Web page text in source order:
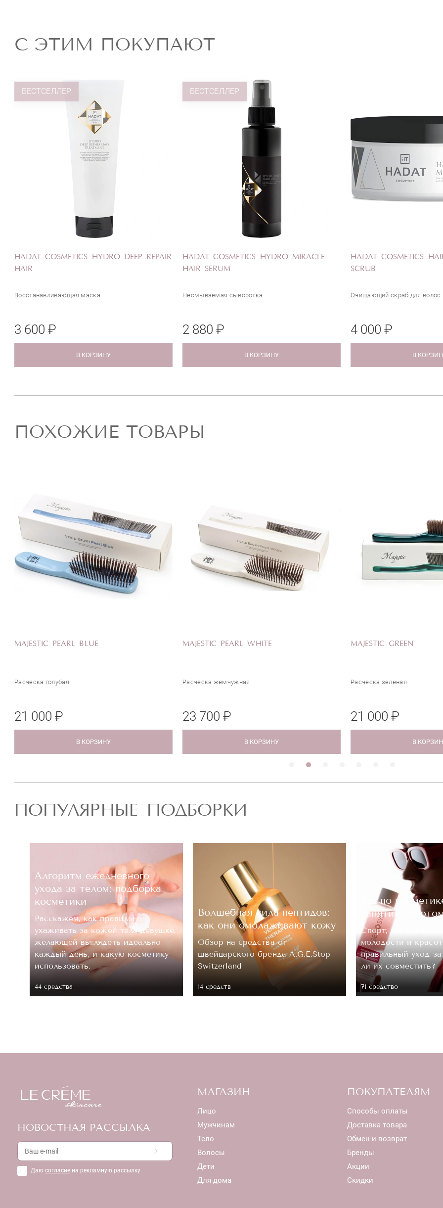
MAJESTIC MINI BLUE
С ЭТИМ ПОКУПАЮТ
БЕСТСЕЛЛЕР
HADAT COSMETICS HYDRO DEEP REPAIR
HAIR
Восстанавливающая маска
3 600 ₽
В КОРЗИНУ
БЕСТСЕЛЛЕР
HADAT COSMETICS HYDRO MIRACLE
HAIR SERUM
Несмываемая сыворотка
2 880 ₽
В КОРЗИНУ
HADAT COSMETICS
SCRUB
Очищающий скраб для волос
4 000 ₽
В
ПОХОЖИЕ ТОВАРЫ
MAJESTIC PEARL BLUE
Расческа голубая
21 000 ₽
В КОРЗИНУ
MAJESTIC PEARL WHITE
Расческа жемчужная
23 700 ₽
В КОРЗИНУ
MAJESTIC GREEN
Расческа зеленая
21 000 ₽
В
ПОПУЛЯРНЫЕ ПОДБОРКИ
Алгоритм ежедневного
ухода за телом: подборка
косметики
Расскажем, как правильно
ухаживать за кожей тела девушке,
желающей выглядеть идеально
каждый день, и какую косметику
использовать.
44 средствa
Волшебная сила пептидов:
как они омолаживают кожу
Обзор на средства от
швейцарского бренда A.G.E.Stop
Switzerland
14 средств
Гид по
занятий
Спорт, как
молодости и
правильный уход
ли их совместить?
71 средство
НОВОСТНАЯ РАССЫЛКА
Даю согласие на рекламную рассылку
МАГАЗИН
Лицо
Мужчинам
Тело
Волосы
Дети
Для дома
ПОКУПАТЕЛЯМ
Способы оплаты
Доставка товара
Обмен и возврат
Бренды
Акции
Скидки